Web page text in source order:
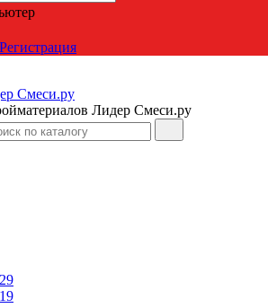
Регистрация
Лидер Смеси.ру